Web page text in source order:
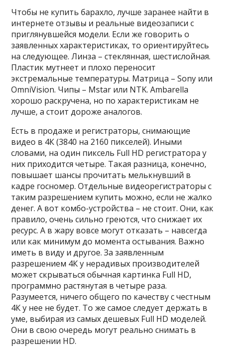
Чтобы не купить барахло, лучше заранее найти в
интернете отзывы и реальные видеозаписи с
приглянувшейся модели. Если же говорить о
заявленных характеристиках, то ориентируйтесь
на следующее. Линза – стеклянная, шестислойная.
Пластик мутнеет и плохо переносит
экстремальные температуры. Матрица – Sony или
OmniVision. Чипы – Mstar или NTK. Ambarella
хорошо раскручена, но по характеристикам не
лучше, а стоит дороже аналогов.
Есть в продаже и регистраторы, снимающие
видео в 4К (3840 на 2160 пикселей). Иными
словами, на один пиксель Full HD регистратора у
них приходится четыре. Такая разница, конечно,
повышает шансы прочитать мелькнувший в
кадре госномер. Отдельные видеорегистраторы с
таким разрешением купить можно, если не жалко
денег. А вот комбо-устройства – не стоит. Они, как
правило, очень сильно греются, что снижает их
ресурс. А в жару вовсе могут отказать – навсегда
или как минимум до момента остывания. Важно
иметь в виду и другое. За заявленным
разрешением 4К у нерадивых производителей
может скрываться обычная картинка Full HD,
программно растянутая в четыре раза.
Разумеется, ничего общего по качеству с честным
4К у нее не будет. То же самое следует держать в
уме, выбирая из самых дешевых Full HD моделей.
Они в свою очередь могут реально снимать в
разрешении HD.